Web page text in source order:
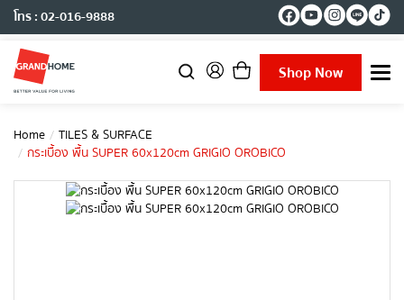
โทร : 02-016-9888
Shop Now
T
n
Home
TILES & SURFACE
กระเบื้อง พื้น SUPER 60x120cm GRIGIO OROBICO